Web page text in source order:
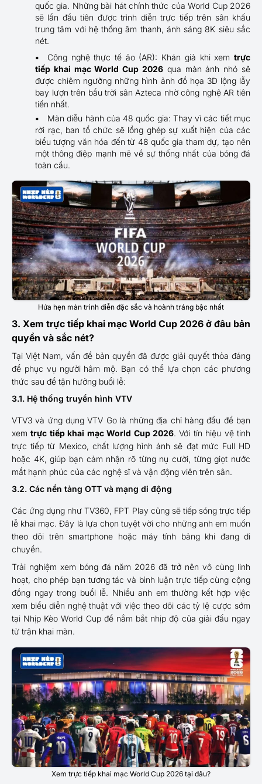
quốc gia. Những bài hát chính thức của World Cup 2026
sẽ lần đầu tiên được trình diễn trực tiếp trên sân khấu
trung tâm với hệ thống âm thanh, ánh sáng 8K siêu sắc
nét.
Công nghệ thực tế ảo (AR): Khán giả khi xem trực
tiếp khai mạc World Cup 2026 qua màn ảnh nhỏ sẽ
được chiêm ngưỡng những hình ảnh đồ họa 3D lộng lẫy
bay lượn trên bầu trời sân Azteca nhờ công nghệ AR tiên
tiến nhất.
Màn diễu hành của 48 quốc gia: Thay vì các tiết mục
rời rạc, ban tổ chức sẽ lồng ghép sự xuất hiện của các
biểu tượng văn hóa đến từ 48 quốc gia tham dự, tạo nên
một thông điệp mạnh mẽ về sự thống nhất của bóng đá
toàn cầu.
Hứa hẹn màn trình diễn đặc sắc và hoành tráng bậc nhất
3. Xem trực tiếp khai mạc World Cup 2026 ở đâu bản
quyền và sắc nét?
Tại Việt Nam, vấn đề bản quyền đã được giải quyết thỏa đáng
để phục vụ người hâm mộ. Bạn có thể lựa chọn các phương
thức sau để tận hưởng buổi lễ:
3.1. Hệ thống truyền hình VTV
VTV3 và ứng dụng VTV Go là những địa chỉ hàng đầu để bạn
xemtrực tiếp khai mạc World Cup 2026. Với tín hiệu vệ tinh
trực tiếp từ Mexico, chất lượng hình ảnh sẽ đạt mức Full HD
hoặc 4K, giúp bạn cảm nhận rõ từng nụ cười, từng giọt nước
mắt hạnh phúc của các nghệ sĩ và vận động viên trên sân.
3.2. Các nền tảng OTT và mạng di động
Các ứng dụng như TV360, FPT Play cũng sẽ tiếp sóng trực tiếp
lễ khai mạc. Đây là lựa chọn tuyệt vời cho những anh em muốn
theo dõi trên smartphone hoặc máy tính bảng khi đang di
chuyển.
Trải nghiệm xem bóng đá năm 2026 đã trở nên vô cùng linh
hoạt, cho phép bạn tương tác và bình luận trực tiếp cùng cộng
đồng ngay trong buổi lễ. Nhiều anh em thường kết hợp việc
xem biểu diễn nghệ thuật với việc theo dõi các tỷ lệ cược sớm
tại Nhịp Kèo World Cup để nắm bắt nhịp độ của giải đấu ngay
từ trận khai màn.
Xem trực tiếp khai mạc World Cup 2026 tại đâu?